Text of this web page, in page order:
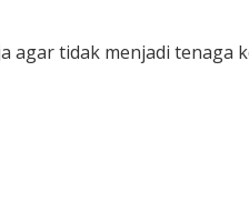
tidak menjadi tenaga